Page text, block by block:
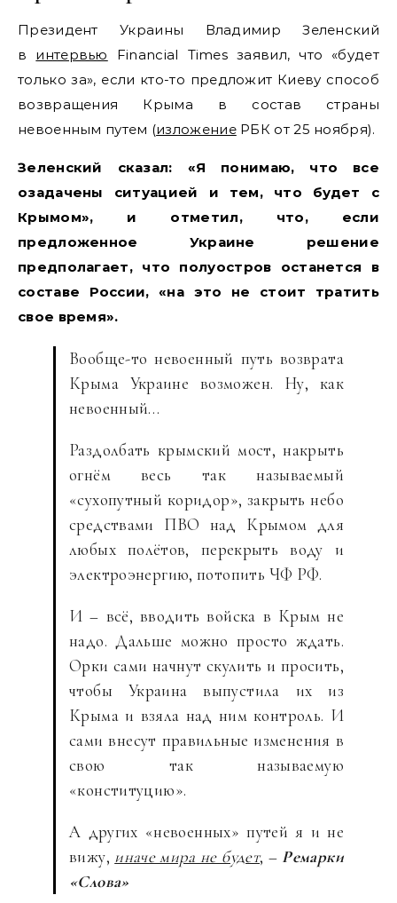
Президент Украины Владимир Зеленский
в интервью Financial Times заявил, что «будет
только за», если кто-то предложит Киеву способ
возвращения Крыма в состав страны
невоенным путем (изложениеРБК от 25 ноября).
Зеленский сказал: «Я понимаю, что все
озадачены ситуацией и тем, что будет с
Крымом», и отметил, что, если
предложенное Украине решение
предполагает, что полуостров останется в
составе России, «на это не стоит тратить
свое время».
Вообще-то невоенный путь возврата
Крыма Украине возможен. Ну, как
невоенный…
Раздолбать крымский мост, накрыть
огнём весь так называемый
«сухопутный коридор», закрыть небо
средствами ПВО над Крымом для
любых полётов, перекрыть воду и
электроэнергию, потопить ЧФ РФ.
И – всё, вводить войска в Крым не
надо. Дальше можно просто ждать.
Орки сами начнут скулить и просить,
чтобы Украина выпустила их из
Крыма и взяла над ним контроль. И
сами внесут правильные изменения в
свою так называемую
«конституцию».
А других «невоенных» путей я и не
вижу, иначе мира не будет, – Ремарки
«Слова»